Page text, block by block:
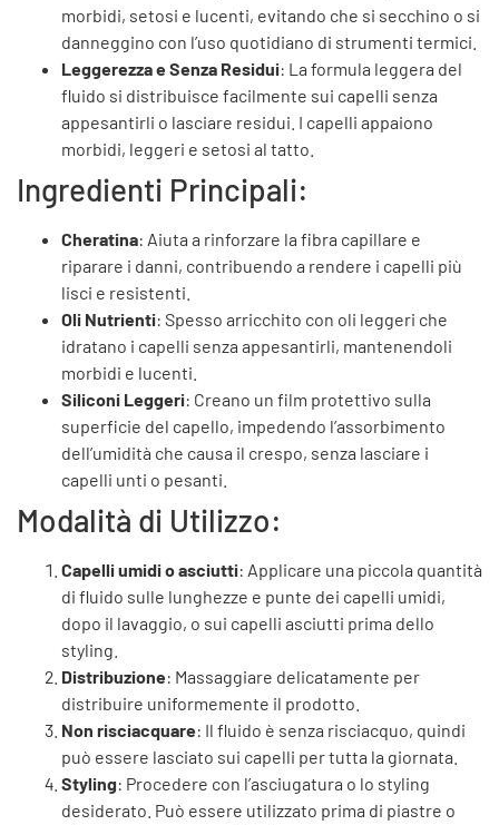
morbidi, setosi e lucenti, evitando che si secchino o si
danneggino con l’uso quotidiano di strumenti termici.
Leggerezza e Senza Residui: La formula leggera del
fluido si distribuisce facilmente sui capelli senza
appesantirli o lasciare residui. I capelli appaiono
morbidi, leggeri e setosi al tatto.
Ingredienti Principali:
Cheratina: Aiuta a rinforzare la fibra capillare e
riparare i danni, contribuendo a rendere i capelli più
lisci e resistenti.
Oli Nutrienti: Spesso arricchito con oli leggeri che
idratano i capelli senza appesantirli, mantenendoli
morbidi e lucenti.
Siliconi Leggeri: Creano un film protettivo sulla
superficie del capello, impedendo l’assorbimento
dell’umidità che causa il crespo, senza lasciare i
capelli unti o pesanti.
Modalità di Utilizzo:
Capelli umidi o asciutti: Applicare una piccola quantità
di fluido sulle lunghezze e punte dei capelli umidi,
dopo il lavaggio, o sui capelli asciutti prima dello
styling.
Distribuzione: Massaggiare delicatamente per
distribuire uniformemente il prodotto.
Non risciacquare: Il fluido è senza risciacquo, quindi
può essere lasciato sui capelli per tutta la giornata.
Styling: Procedere con l’asciugatura o lo styling
desiderato. Può essere utilizzato prima di piastre o